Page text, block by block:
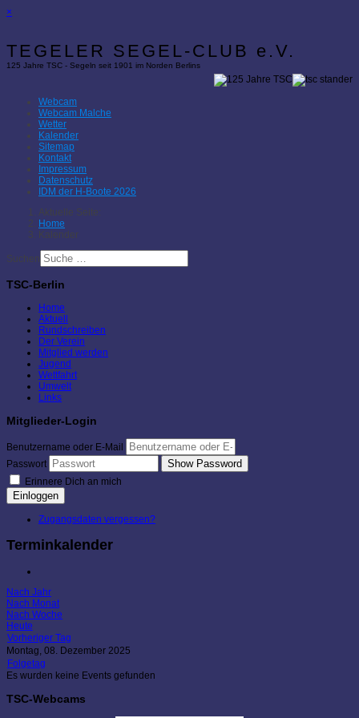
×
TEGELER SEGEL-CLUB e.V.
125 Jahre TSC - Segeln seit 1901 im Norden Berlins
Webcam
Webcam Malche
Wetter
Kalender
Sitemap
Kontakt
Impressum
Datenschutz
IDM der H-Boote 2026
Aktuelle Seite:
Home
Kalender
Suchen
TSC-Berlin
Home
Aktuell
Rundschreiben
Der Verein
Mitglied werden
Jugend
Wettfahrt
Umwelt
Links
Mitglieder-Login
Benutzername oder E-Mail
Passwort
Show Password
Erinnere Dich an mich
Einloggen
Zugangsdaten vergessen?
Terminkalender
Nach Jahr
Nach Monat
Nach Woche
Heute
Vorheriger Tag
Montag, 08. Dezember 2025
Folgetag
Es wurden keine Events gefunden
TSC-Webcams